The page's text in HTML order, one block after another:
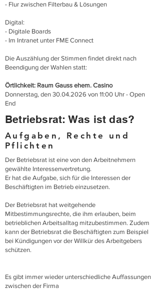
- Flur zwischen Filterbau & Lösungen
Digital:
- Digitale Boards
- Im Intranet unter FME Connect
Die Auszählung der Stimmen findet direkt nach
Beendigung der Wahlen statt:
Örtlichkeit: Raum Gauss ehem. Casino
Donnerstag, den 30.04.2026 von 11:00 Uhr - Open
End
Betriebsrat: Was ist das?
Aufgaben, Rechte und
Pflichten
Der Betriebsrat ist eine von den Arbeitnehmern
gewählte Interessenvertretung.
Er hat die Aufgabe, sich für die Interessen der
Beschäftigten im Betrieb einzusetzen.
Der Betriebsrat hat weitgehende
Mitbestimmungsrechte, die ihm erlauben, beim
betrieblichen Arbeitsalltag mitzubestimmen. Zudem
kann der Betriebsrat die Beschäftigten zum Beispiel
bei Kündigungen vor der Willkür des Arbeitgebers
schützen.
Es gibt immer wieder unterschiedliche Auffassungen
zwischen der Firma